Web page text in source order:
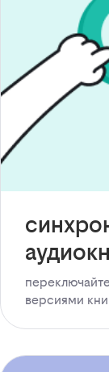
версиями